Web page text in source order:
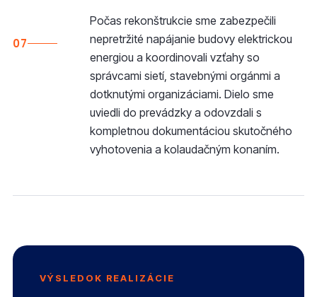
07
Počas rekonštrukcie sme zabezpečili
nepretržité napájanie budovy elektrickou
energiou a koordinovali vzťahy so
správcami sietí, stavebnými orgánmi a
dotknutými organizáciami. Dielo sme
uviedli do prevádzky a odovzdali s
kompletnou dokumentáciou skutočného
vyhotovenia a kolaudačným konaním.
VÝSLEDOK REALIZÁCIE